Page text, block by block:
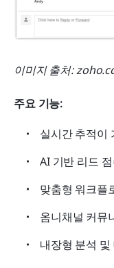
이미지 출처:
주요 기능:
실시간 추적이
AI 기반 리드
맞춤형 워크플
옴니채널 커뮤
내장형 분석 및